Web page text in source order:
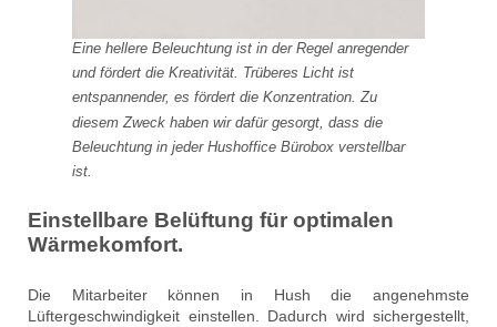
Eine hellere Beleuchtung ist in der Regel anregender
und fördert die Kreativität. Trüberes Licht ist
entspannender, es fördert die Konzentration. Zu
diesem Zweck haben wir dafür gesorgt, dass die
Beleuchtung in jeder Hushoffice Bürobox verstellbar
ist.
Einstellbare Belüftung für optimalen
Wärmekomfort.
Die Mitarbeiter können in Hush die angenehmste
Lüftergeschwindigkeit einstellen. Dadurch wird sichergestellt,